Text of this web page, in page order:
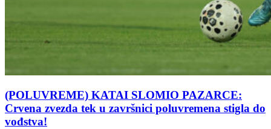
(POLUVREME) KATAI SLOMIO PAZARCE:
Crvena zvezda tek u završnici poluvremena stigla do
vođstva!